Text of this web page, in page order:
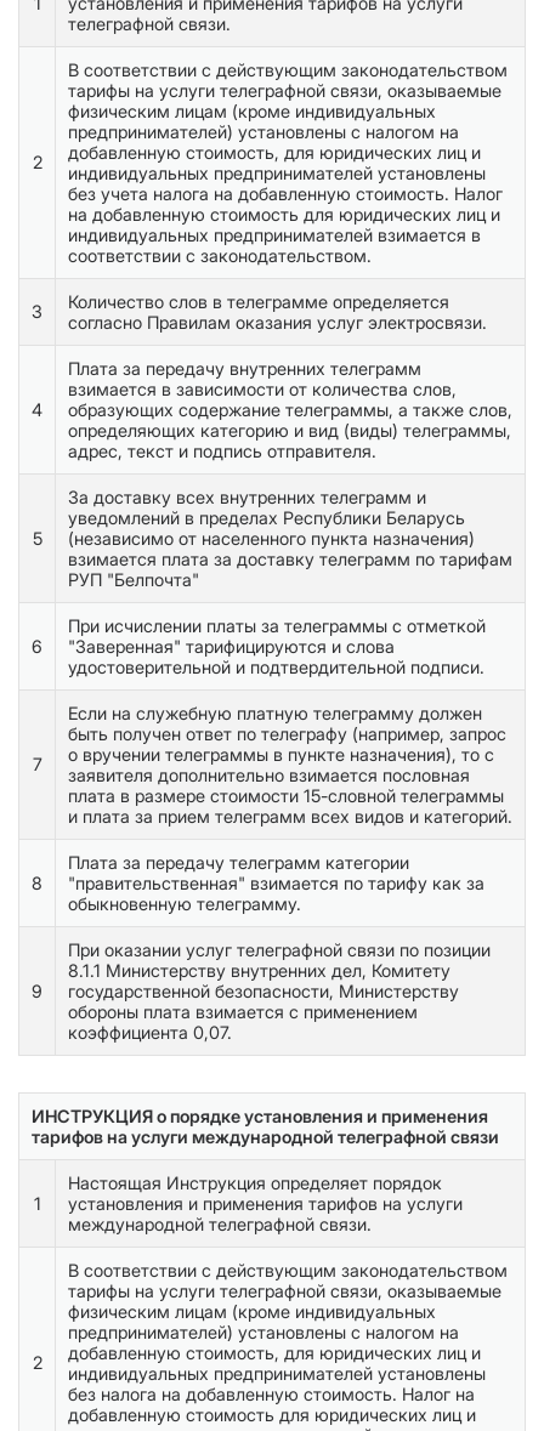
телеграфной связи.
2
В соответствии с действующим законодательством
тарифы на услуги телеграфной связи, оказываемые
физическим лицам (кроме индивидуальных
предпринимателей) установлены с налогом на
добавленную стоимость, для юридических лиц и
индивидуальных предпринимателей установлены
без учета налога на добавленную стоимость. Налог
на добавленную стоимость для юридических лиц и
индивидуальных предпринимателей взимается в
соответствии с законодательством.
3
Количество слов в телеграмме определяется
согласно Правилам оказания услуг электросвязи.
4
Плата за передачу внутренних телеграмм
взимается в зависимости от количества слов,
образующих содержание телеграммы, а также слов,
определяющих категорию и вид (виды) телеграммы,
адрес, текст и подпись отправителя.
5
За доставку всех внутренних телеграмм и
уведомлений в пределах Республики Беларусь
(независимо от населенного пункта назначения)
взимается плата за доставку телеграмм по тарифам
РУП "Белпочта"
6
При исчислении платы за телеграммы с отметкой
"Заверенная" тарифицируются и слова
удостоверительной и подтвердительной подписи.
7
Если на служебную платную телеграмму должен
быть получен ответ по телеграфу (например, запрос
о вручении телеграммы в пункте назначения), то с
заявителя дополнительно взимается пословная
плата в размере стоимости 15-словной телеграммы
и плата за прием телеграмм всех видов и категорий.
8
Плата за передачу телеграмм категории
"правительственная" взимается по тарифу как за
обыкновенную телеграмму.
9
При оказании услуг телеграфной связи по позиции
8.1.1 Министерству внутренних дел, Комитету
государственной безопасности, Министерству
обороны плата взимается с применением
коэффициента 0,07.
ИНСТРУКЦИЯ о порядке установления и применения
тарифов на услуги международной телеграфной связи
1
Настоящая Инструкция определяет порядок
установления и применения тарифов на услуги
международной телеграфной связи.
2
В соответствии с действующим законодательством
тарифы на услуги телеграфной связи, оказываемые
физическим лицам (кроме индивидуальных
предпринимателей) установлены с налогом на
добавленную стоимость, для юридических лиц и
индивидуальных предпринимателей установлены
без налога на добавленную стоимость. Налог на
добавленную стоимость для юридических лиц и